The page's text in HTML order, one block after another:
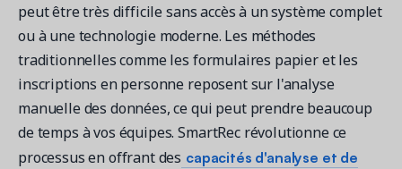
peut être très difficile sans accès à un système complet
ou à une technologie moderne. Les méthodes
traditionnelles comme les formulaires papier et les
inscriptions en personne reposent sur l'analyse
manuelle des données, ce qui peut prendre beaucoup
de temps à vos équipes. SmartRec révolutionne ce
processus en offrant des capacités d'analyse et de